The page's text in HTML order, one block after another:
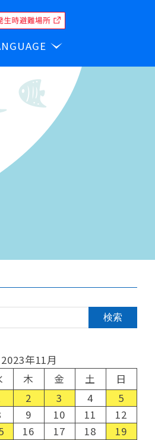
2023年11月
木 金 土
日
2 3 4
5
9 10 11
12
16 17 18
19